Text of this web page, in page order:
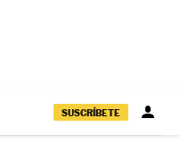
SUSCRÍBETE